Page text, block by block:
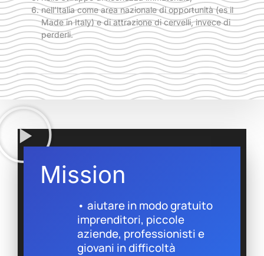
nell’Italia come area nazionale di opportunità (es il
Made in Italy) e di attrazione di cervelli, invece di
perderli.
Mission
• aiutare in modo gratuito
imprenditori, piccole
aziende, professionisti e
giovani in difficoltà